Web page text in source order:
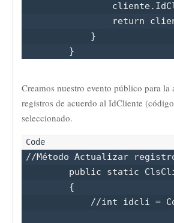
return
            }
        }
Creamos nuestro evento público para la
registros de acuerdo al IdCliente
seleccionado.
//Método Actualizar
public static
        {
//int idcli =